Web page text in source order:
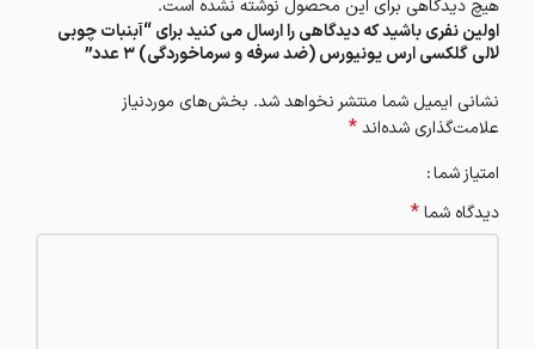
هیچ دیدگاهی برای این محصول نوشته نشده است.
اولین نفری باشید که دیدگاهی را ارسال می کنید برای “آبنبات چوبی
لالی گلکسی ارس یونیورس (ضد سرفه و سرماخوردگی) 3 عدد”
نشانی ایمیل شما منتشر نخواهد شد. بخش‌های موردنیاز
علامت‌گذاری شده‌اند*
امتیاز شما
دیدگاه شما*